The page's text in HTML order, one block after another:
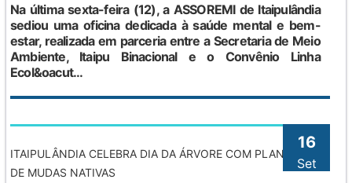
Na última sexta-feira (12), a ASSOREMI de Itaipulândia
sediou uma oficina dedicada à saúde mental e bem-
estar, realizada em parceria entre a Secretaria de Meio
Ambiente, Itaipu Binacional e o Convênio Linha
Ecol&oacut...
16
Set
ITAIPULÂNDIA CELEBRA DIA DA ÁRVORE COM PLANTIO
DE MUDAS NATIVAS